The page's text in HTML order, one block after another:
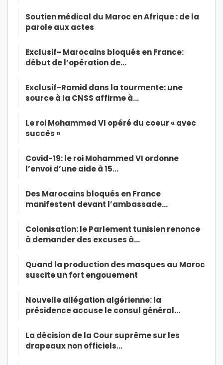
Soutien médical du Maroc en Afrique : de la
parole aux actes
Exclusif- Marocains bloqués en France:
début de l’opération de…
Exclusif-Ramid dans la tourmente: une
source à la CNSS affirme à…
Le roi Mohammed VI opéré du coeur « avec
succès »
Covid-19: le roi Mohammed VI ordonne
l’envoi d’une aide à 15…
Des Marocains bloqués en France
manifestent devant l’ambassade…
Colonisation: le Parlement tunisien renonce
à demander des excuses à…
Quand la production des masques au Maroc
suscite un fort engouement
Nouvelle allégation algérienne: la
présidence accuse le consul général…
La décision de la Cour suprême sur les
drapeaux non officiels…